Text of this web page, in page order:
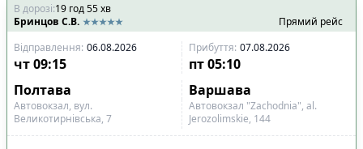
В дорозі:19 год55хв
Бринцов С.В.
Прямий рейс
Відправлення: 06.08.2026 Прибуття: 07.08.2026
чт09:15 пт 05:10
Полтава
Варшава
Автовокзал, вул.
Великотирнівська, 7
Автовокзал "Zachodnia", al.
Jerozolimskie, 144